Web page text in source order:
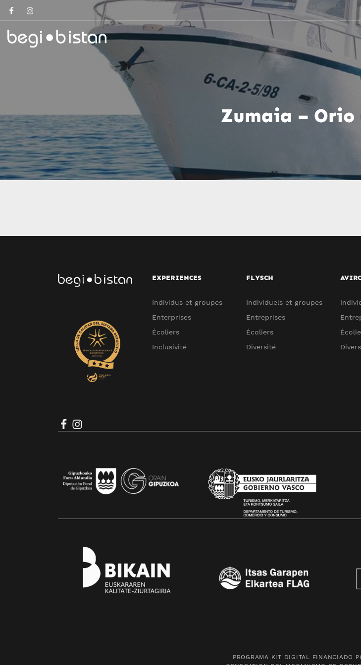
Zumaia – Orio
EXPERIENCES
Individus et groupes
Enterprises
Écoliers
Inclusivité
FLYSCH
Individuels et groupes
Entreprises
Écoliers
Diversité
PROGRAMA KIT DIGITAL FINANCIADO